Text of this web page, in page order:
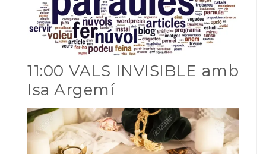
11:00 VALS INVISIBLE amb
Isa Argemí